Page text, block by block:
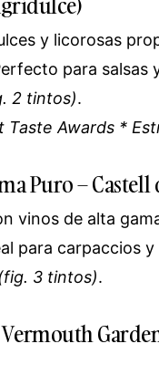
y licorosas
para salsas
2 tintos).
Taste Awards *
Puro – Castell
vinos de alta
para carpaccios y
3 tintos).